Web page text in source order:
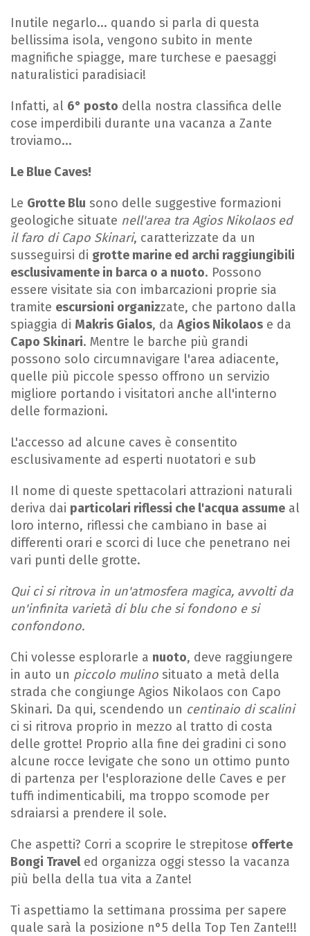
Inutile negarlo... quando si parla di questa
bellissima isola, vengono subito in mente
magnifiche spiagge, mare turchese e paesaggi
naturalistici paradisiaci!
Infatti, al 6° posto della nostra classifica delle
cose imperdibili durante una vacanza a Zante
troviamo...
Le Blue Caves!
Le Grotte Blu sono delle suggestive formazioni
geologiche situate nell'area tra Agios Nikolaos ed
il faro di Capo Skinari, caratterizzate da un
susseguirsi di grotte marine ed archi raggiungibili
esclusivamente in barca o a nuoto. Possono
essere visitate sia con imbarcazioni proprie sia
tramite escursioni organizzate, che partono dalla
spiaggia di Makris Gialos, da Agios Nikolaos e da
Capo Skinari. Mentre le barche più grandi
possono solo circumnavigare l'area adiacente,
quelle più piccole spesso offrono un servizio
migliore portando i visitatori anche all'interno
delle formazioni.
L'accesso ad alcune caves è consentito
esclusivamente ad esperti nuotatori e sub
Il nome di queste spettacolari attrazioni naturali
deriva dai particolari riflessi che l'acqua assume al
loro interno, riflessi che cambiano in base ai
differenti orari e scorci di luce che penetrano nei
vari punti delle grotte.
Qui ci si ritrova in un'atmosfera magica, avvolti da
un'infinita varietà di blu che si fondono e si
confondono.
Chi volesse esplorarle a nuoto, deve raggiungere
in auto un piccolo mulino situato a metà della
strada che congiunge Agios Nikolaos con Capo
Skinari. Da qui, scendendo un centinaio di scalini
ci si ritrova proprio in mezzo al tratto di costa
delle grotte! Proprio alla fine dei gradini ci sono
alcune rocce levigate che sono un ottimo punto
di partenza per l'esplorazione delle Caves e per
tuffi indimenticabili, ma troppo scomode per
sdraiarsi a prendere il sole.
Che aspetti? Corri a scoprire le strepitose offerte
Bongi Traveled organizza oggi stesso la vacanza
più bella della tua vita a Zante!
Ti aspettiamo la settimana prossima per sapere
quale sarà la posizione n°5 della Top Ten Zante!!!